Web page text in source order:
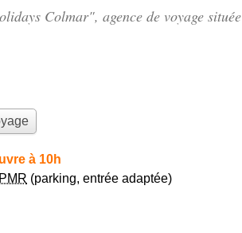
Colmar", agence de voyage située
à 10h
PMR (parking, entrée adaptée)